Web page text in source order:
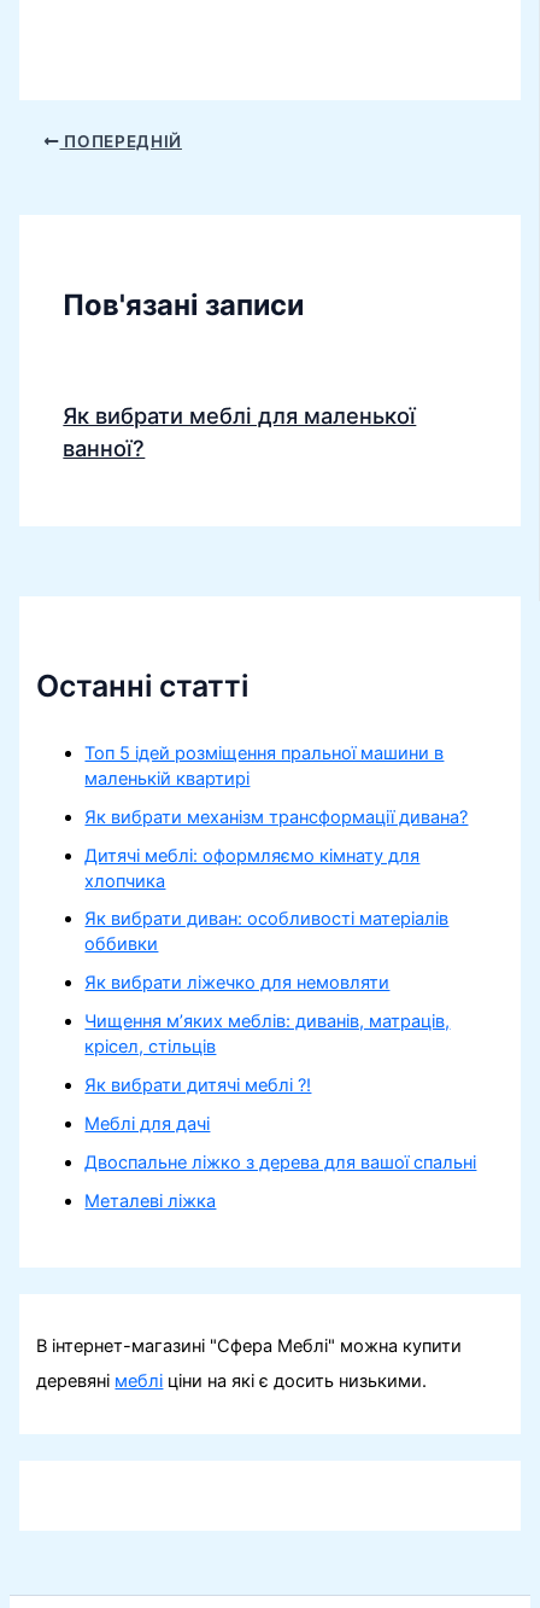
ПОПЕРЕДНІЙ
Пов'язані записи
Як вибрати меблі для маленької
ванної?
Останні статті
Топ 5 ідей розміщення пральної машини в
маленькій квартирі
Як вибрати механізм трансформації дивана?
Дитячі меблі: оформляємо кімнату для
хлопчика
Як вибрати диван: особливості матеріалів
оббивки
Як вибрати ліжечко для немовляти
Чищення м’яких меблів: диванів, матраців,
крісел, стільців
Як вибрати дитячі меблі ?!
Меблі для дачі
Двоспальне ліжко з дерева для вашої спальні
Металеві ліжка
В інтернет-магазині "Сфера Меблі" можна купити
деревяні меблі ціни на які є досить низькими.